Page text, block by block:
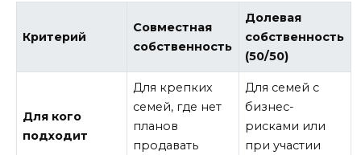
Критерий
Совместная
собственность
Долевая
собственность
(50/50)
Для кого
подходит
Для крепких
семей, где нет
планов
продавать
Для семей с
бизнес-
рисками или
при участии